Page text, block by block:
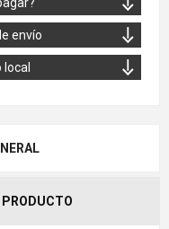
envío
PRODUCTO